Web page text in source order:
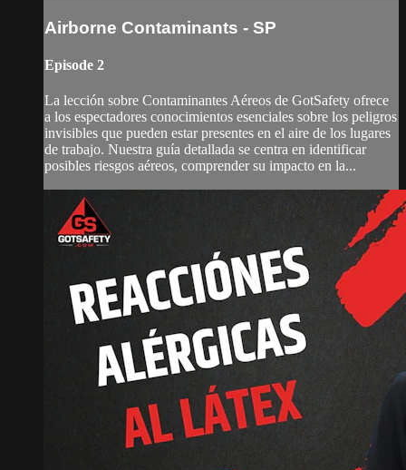
Airborne Contaminants - SP
Episode 2
La lección sobre Contaminantes Aéreos de GotSafety ofrece
a los espectadores conocimientos esenciales sobre los peligros
invisibles que pueden estar presentes en el aire de los lugares
de trabajo. Nuestra guía detallada se centra en identificar
posibles riesgos aéreos, comprender su impacto en la...